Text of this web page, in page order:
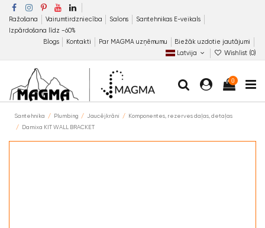
Ražošana Vairumtirdzniecība Salons
Santehnikas E-veikals
Izpārdošana līdz −60%
Blogs
Kontakti Par MAGMA uzņēmumu
Biežāk uzdotie jautājumi
Latvija
Wishlist (0)
0
Santehnika Plumbing Jaucējkrāni
Komponentes, rezerves daļas, detaļas
Damixa KIT WALL BRACKET